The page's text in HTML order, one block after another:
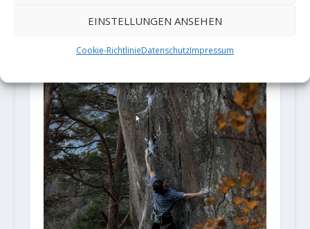
EINSTELLUNGEN ANSEHEN
Cookie-RichtlinieDatenschutzImpressum
Marcel Remy with 5c!